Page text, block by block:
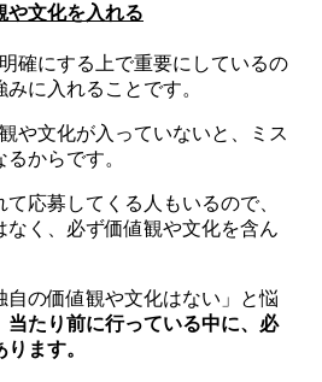
や文化を入れる
確にする上で重要にしているの
に入れることです。
や文化が入っていないと、ミス
からです。
応募してくる人もいるので、
なく、必ず価値観や文化を含ん
自の価値観や文化はない」と悩
当たり前に行っている中に、必
ます。